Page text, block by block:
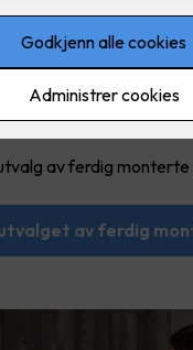
ferdig montert
på produkt og
gjort, trygt og enkelt
av ferdig
av ferdig